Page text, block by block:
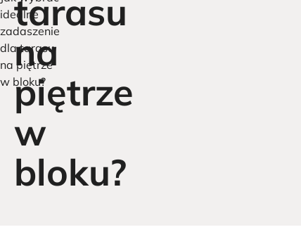
idealne
zadaszenie
dla tarasu
na piętrze
w bloku?
tarasu
na
piętrze
w
bloku?